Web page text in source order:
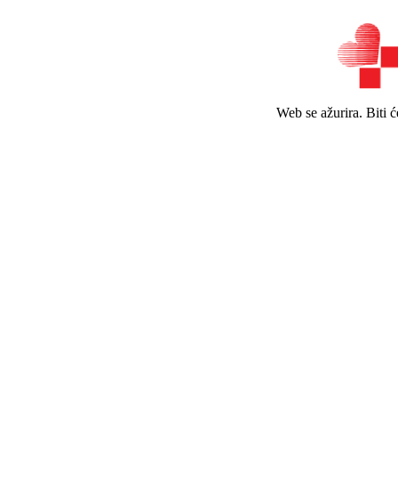
Web se ažurira. Biti